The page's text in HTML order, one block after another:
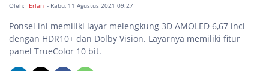
Oleh: Erlan - Rabu, 11 Agustus 2021 09:27
Ponsel ini memiliki layar melengkung 3D AMOLED 6,67 inci
dengan HDR10+ dan Dolby Vision. Layarnya memiliki fitur
panel TrueColor 10 bit.